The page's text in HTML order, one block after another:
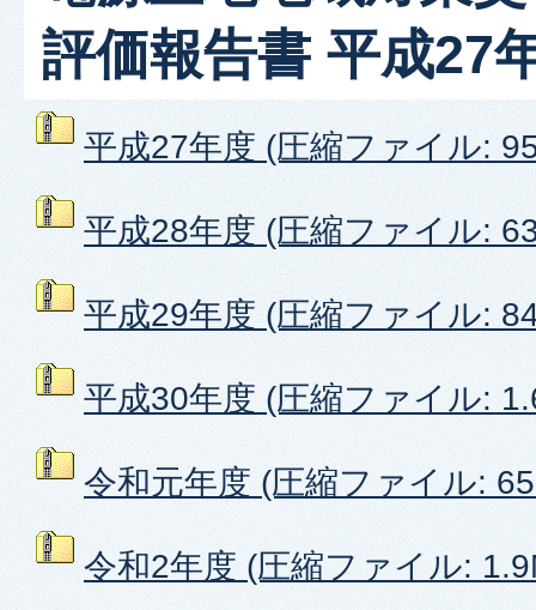
評価報告書 平成27
平成27年度 (圧縮ファイル:
平成28年度 (圧縮ファイル:
平成29年度 (圧縮ファイル:
平成30年度 (圧縮ファイル:
令和元年度 (圧縮ファイル:
令和2年度 (圧縮ファイル: